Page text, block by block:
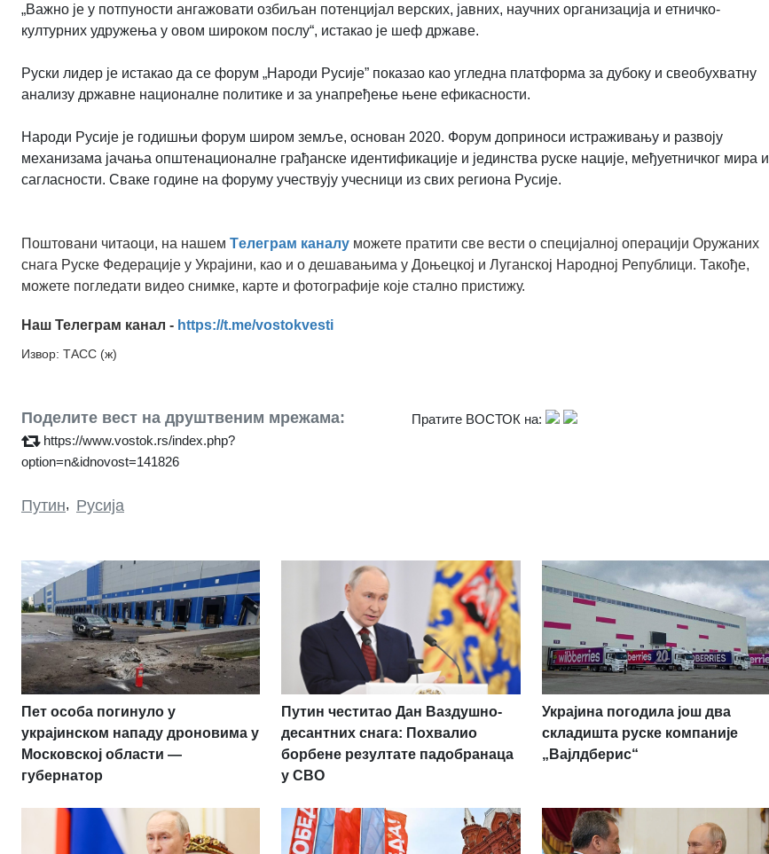
„Важно је у потпуности ангажовати озбиљан потенцијал верских, јавних, научних организација и етничко-
културних удружења у овом широком послу“, истакао је шеф државе.
Руски лидер је истакао да се форум „Народи Русије” показао као угледна платформа за дубоку и свеобухватну
анализу државне националне политике и за унапређење њене ефикасности.
Народи Русије је годишњи форум широм земље, основан 2020. Форум доприноси истраживању и развоју
механизама јачања општенационалне грађанске идентификације и јединства руске нације, међуетничког мира и
сагласности. Сваке године на форуму учествују учесници из свих региона Русије.
Поштовани читаоци, на нашем Tелеграм каналу можете пратити све вести о специјалној операцији Оружаних
снага Руске Федерације у Украјини, као и о дешавањима у Доњецкој и Луганској Народној Републици. Такође,
можете погледати видео снимке, карте и фотографије које стално пристижу.
Наш Телеграм канал - https://t.me/vostokvesti
Извор: ТАСС (ж)
Поделите вест на друштвеним мрежама:
https://www.vostok.rs/index.php?
option=n&idnovost=141826
Пратите ВОСТОК на:
Путин, Русија
Пет особа погинуло у
украјинском нападу дроновима у
Московској области —
губернатор
Путин честитао Дан Ваздушно-
десантних снага: Похвалио
борбене резултате падобранаца
у СВО
Украјина погодила још два
складишта руске компаније
„Вајлдберис“